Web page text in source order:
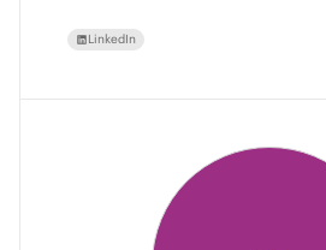
McAfee, TrendMicro, Crowdstrike,
Programmazione: VB6, LabView,
LinkedIn